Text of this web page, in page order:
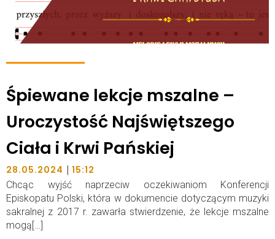
Śpiewane lekcje mszalne –
Uroczystość Najświętszego
Ciała i Krwi Pańskiej
28.05.2024 | 15:12
Chcąc wyjść naprzeciw oczekiwaniom Konferencji
Episkopatu Polski, która w dokumencie dotyczącym muzyki
sakralnej z 2017 r. zawarła stwierdzenie, że lekcje mszalne
mogą[…]